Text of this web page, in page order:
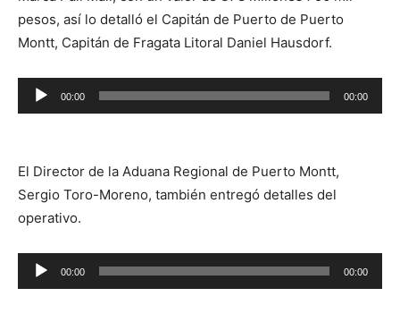
pesos, así lo detalló el Capitán de Puerto de Puerto
Montt, Capitán de Fragata Litoral Daniel Hausdorf.
Reproductor
de
00:00 00:00
El Director de la Aduana Regional de Puerto Montt,
Sergio Toro-Moreno, también entregó detalles del
operativo.
Reproductor
de
00:00 00:00